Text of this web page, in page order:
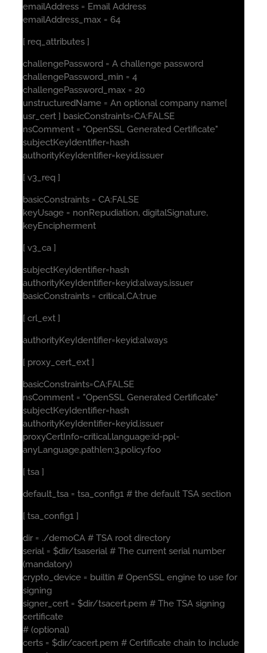
emailAddress = Email Address
emailAddress_max = 64
[ req_attributes ]
challengePassword = A challenge password
challengePassword_min = 4
challengePassword_max = 20
unstructuredName = An optional company name[
usr_cert ] basicConstraints=CA:FALSE
nsComment = "OpenSSL Generated Certificate"
subjectKeyIdentifier=hash
authorityKeyIdentifier=keyid,issuer
[ v3_req ]
basicConstraints = CA:FALSE
keyUsage = nonRepudiation, digitalSignature,
keyEncipherment
[ v3_ca ]
subjectKeyIdentifier=hash
authorityKeyIdentifier=keyid:always,issuer
basicConstraints = critical,CA:true
[ crl_ext ]
authorityKeyIdentifier=keyid:always
[ proxy_cert_ext ]
basicConstraints=CA:FALSE
nsComment = "OpenSSL Generated Certificate"
subjectKeyIdentifier=hash
authorityKeyIdentifier=keyid,issuer
proxyCertInfo=critical,language:id-ppl-
anyLanguage,pathlen:3,policy:foo
[ tsa ]
default_tsa = tsa_config1 # the default TSA section
[ tsa_config1 ]
dir = ./demoCA # TSA root directory
serial = $dir/tsaserial # The current serial number
(mandatory)
crypto_device = builtin # OpenSSL engine to use for
signing
signer_cert = $dir/tsacert.pem # The TSA signing
certificate
# (optional)
certs = $dir/cacert.pem # Certificate chain to include